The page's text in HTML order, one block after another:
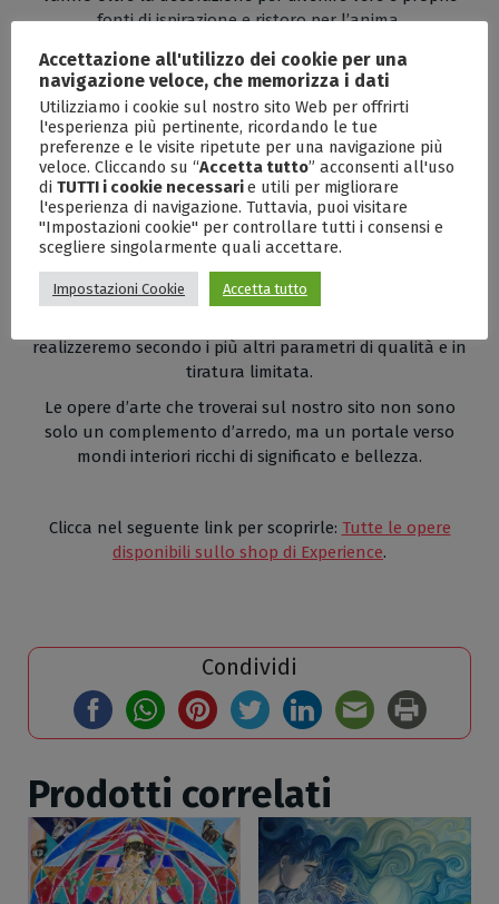
fonti di ispirazione e ristoro per l’anima.
Realizzate con maestria e materiali pregiati da artisti di
talento contemporanei, potranno donare eleganza o
vivacità ai tuoi spazi e al tuo quotidiano.
Ogni dettaglio delle opere proposte è studiato con cura
per trasmettere emozioni e suscitare sensazioni di
serenità, gioia, allegria, amore, speranza o per invitarci a
prendere un attimo di pausa dalla frenesia del
quotidiano in favore di qualche attimo di intima
riflessione, offrendo agli osservatori un rifugio dal caos
ed un invito a esplorare le profondità dell’animo.
realizzeremo secondo i più altri parametri di qualità e in
tiratura limitata.
Le opere d’arte che troverai sul nostro sito non sono
solo un complemento d’arredo, ma un portale verso
mondi interiori ricchi di significato e bellezza.
Clicca nel seguente link per scoprirle: Tutte le opere
disponibili sullo shop di Experience.
Condividi
Prodotti correlati
Accettazione all'utilizzo dei cookie per una
navigazione veloce, che memorizza i dati
Utilizziamo i cookie sul nostro sito Web per offrirti
l'esperienza più pertinente, ricordando le tue
preferenze e le visite ripetute per una navigazione più
veloce. Cliccando su “Accetta tutto” acconsenti all'uso
di TUTTI i cookie necessarie utili per migliorare
l'esperienza di navigazione. Tuttavia, puoi visitare
"Impostazioni cookie" per controllare tutti i consensi e
scegliere singolarmente quali accettare.
Impostazioni Cookie Accetta tutto